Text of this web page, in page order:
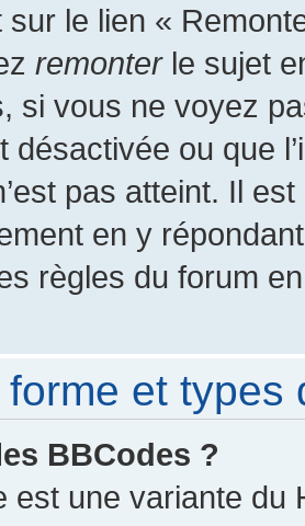
sur le lien «
remonterle sujet
si vous ne voyez
désactivée ou que
pas atteint. Il
en y
règles du forum
forme et types
BBCodes ?
est une variante du